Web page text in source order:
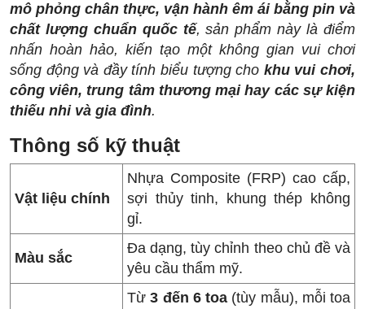
mô phỏng chân thực, vận hành êm ái bằng pin và
chất lượng chuẩn quốc tế, sản phẩm này là điểm
nhấn hoàn hảo, kiến tạo một không gian vui chơi
sống động và đầy tính biểu tượng cho khu vui chơi,
công viên, trung tâm thương mại hay các sự kiện
thiếu nhi và gia đình.
Thông số kỹ thuật
Vật liệu chính
Nhựa Composite (FRP) cao cấp,
sợi thủy tinh, khung thép không
gỉ.
Màu sắc
Đa dạng, tùy chỉnh theo chủ đề và
yêu cầu thẩm mỹ.
Từ3 đến 6 toa (tùy mẫu), mỗi toa